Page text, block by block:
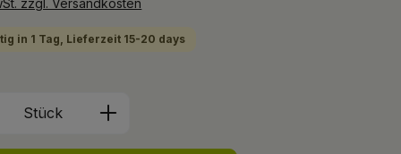
in 1 Tag, Lieferzeit 15-20 days
Anzahl: Gib den gewünschten Wert
Stück